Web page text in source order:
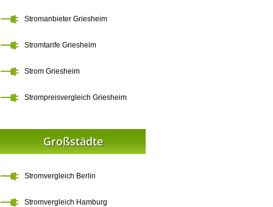
Stromanbieter Griesheim
Stromtarife Griesheim
Strom Griesheim
Strompreisvergleich Griesheim
Großstädte
Stromvergleich Berlin
Stromvergleich Hamburg